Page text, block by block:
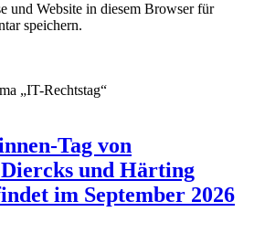
und Website in diesem Browser für
speichern.
„IT-Rechtstag“
Tag von
und Härting
im September 2026